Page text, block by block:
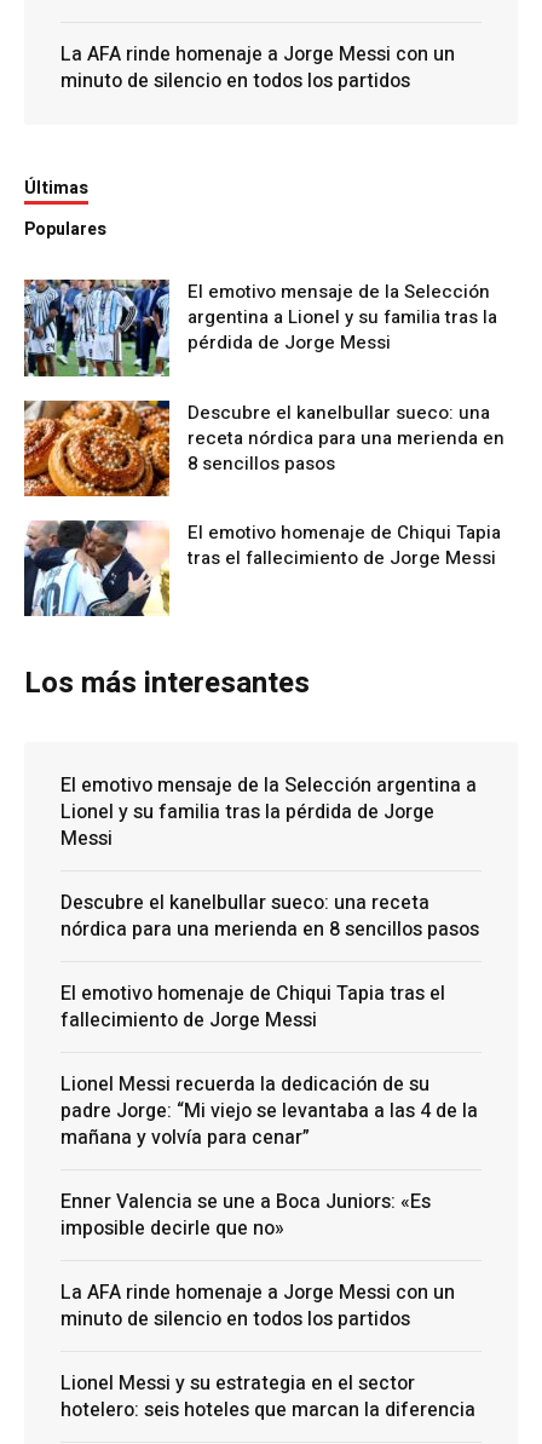
La AFA rinde homenaje a Jorge Messi con un
minuto de silencio en todos los partidos
Últimas
Populares
El emotivo mensaje de la Selección
argentina a Lionel y su familia tras la
pérdida de Jorge Messi
Descubre el kanelbullar sueco: una
receta nórdica para una merienda en
8 sencillos pasos
El emotivo homenaje de Chiqui Tapia
tras el fallecimiento de Jorge Messi
Los más interesantes
El emotivo mensaje de la Selección argentina a
Lionel y su familia tras la pérdida de Jorge
Messi
Descubre el kanelbullar sueco: una receta
nórdica para una merienda en 8 sencillos pasos
El emotivo homenaje de Chiqui Tapia tras el
fallecimiento de Jorge Messi
Lionel Messi recuerda la dedicación de su
padre Jorge: “Mi viejo se levantaba a las 4 de la
mañana y volvía para cenar”
Enner Valencia se une a Boca Juniors: «Es
imposible decirle que no»
La AFA rinde homenaje a Jorge Messi con un
minuto de silencio en todos los partidos
Lionel Messi y su estrategia en el sector
hotelero: seis hoteles que marcan la diferencia